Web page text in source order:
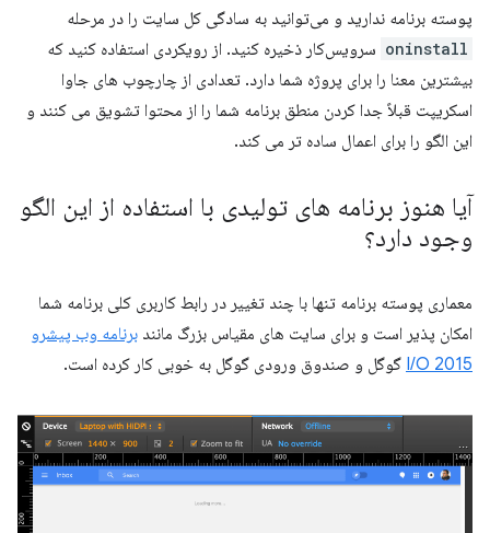
پوسته برنامه ندارید و می‌توانید به سادگی کل سایت را در مرحله
oninstall سرویس‌کار ذخیره کنید. از رویکردی استفاده کنید که
بیشترین معنا را برای پروژه شما دارد. تعدادی از چارچوب های جاوا
اسکریپت قبلاً جدا کردن منطق برنامه شما را از محتوا تشویق می کنند و
این الگو را برای اعمال ساده تر می کند.
آیا هنوز برنامه های تولیدی با استفاده از این الگو
وجود دارد؟
معماری پوسته برنامه تنها با چند تغییر در رابط کاربری کلی برنامه شما
امکان پذیر است و برای سایت های مقیاس بزرگ مانند برنامه وب پیشرو
I/O 2015 گوگل و صندوق ورودی گوگل به خوبی کار کرده است.